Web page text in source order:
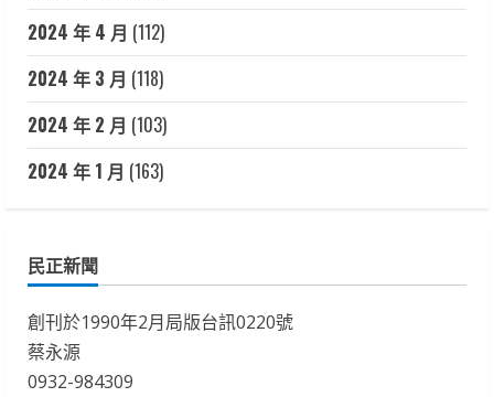
2024 年 4 月 (112)
2024 年 3 月 (118)
2024 年 2 月 (103)
2024 年 1 月 (163)
民正新聞
創刊於1990年2月局版台訊0220號
蔡永源
0932-984309